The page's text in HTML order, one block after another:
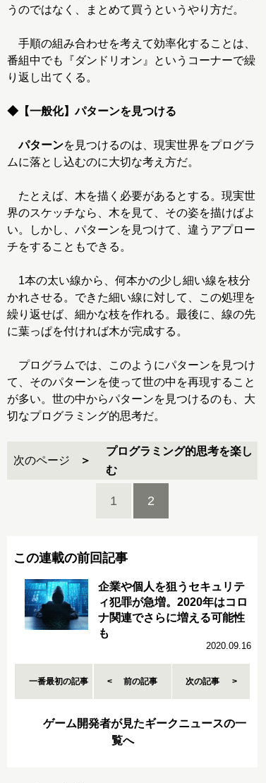
うのではなく、まとめて買うというやり方だ。
手順の組み合わせを考えて効率化することは、
番組中でも『ダンドリオン』というコーナーで繰
り返し出てくる。
◆【一般化】パターンを見つける
パターンを見つけるのは、現実世界をプログラ
ムに落とし込むのに大切な考え方だ。
たとえば、木を描く必要があるとする。現実世
界のスケッチなら、木を見て、その姿を描けばよ
い。しかし、パターンを見つけて、違うアプロー
チをすることもできる。
1本の太い線から、何本かの少し細い線を枝分
かれさせる。できた細い線に対して、この処理を
繰り返せば、細かな枝を作れる。最後に、線の先
に葉っぱを付ければ木が完成する。
プログラムでは、このようにパターンを見つけ
て、そのパターンを使って世の中を再現すること
が多い。世の中からパターンを見つけるのも、大
切なプログラミング的思考だ。
次のページ
プログラミング的思考を楽し
む
1 2
この連載の前回記事
企業や個人を狙うセキュリテ
ィ犯罪が急増。2020年はコロ
ナ関連でさらに増える可能性
も
2020.09.16
一番最初の記事 前の記事 次の記事
ゲーム開発者が見たギークニュースの一
覧へ